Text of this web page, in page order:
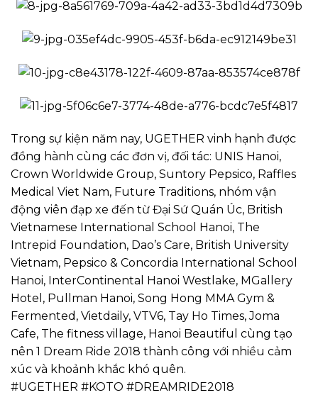
Trong sự kiện năm nay, UGETHER vinh hạnh được
đồng hành cùng các đơn vị, đối tác: UNIS Hanoi,
Crown Worldwide Group, Suntory Pepsico, Raffles
Medical Viet Nam, Future Traditions, nhóm vận
động viên đạp xe đến từ Đại Sứ Quán Úc, British
Vietnamese International School Hanoi, The
Intrepid Foundation, Dao’s Care, British University
Vietnam, Pepsico & Concordia International School
Hanoi, InterContinental Hanoi Westlake, MGallery
Hotel, Pullman Hanoi, Song Hong MMA Gym &
Fermented, Vietdaily, VTV6, Tay Ho Times, Joma
Cafe, The fitness village, Hanoi Beautiful cùng tạo
nên 1 Dream Ride 2018 thành công với nhiều cảm
xúc và khoảnh khắc khó quên.
#UGETHER #KOTO #DREAMRIDE2018